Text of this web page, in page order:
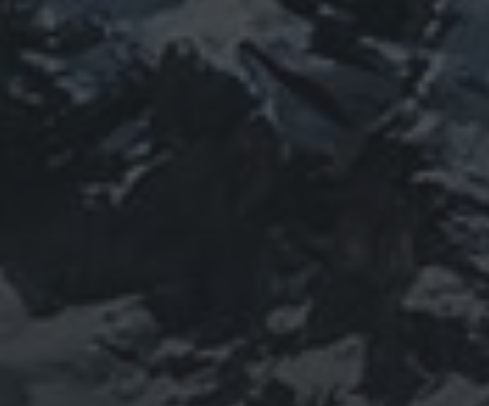
08/02/2021
VIAJE A EUSKADI